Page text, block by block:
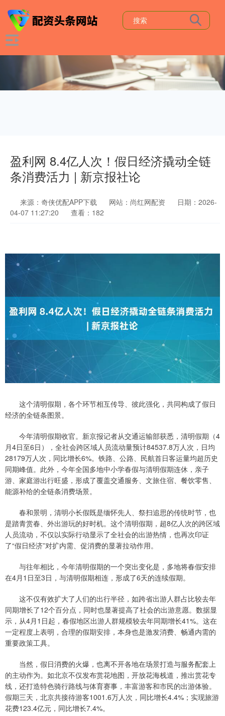
盈利网 8.4亿人次！假日经济撬动全链
条消费活力 | 新京报社论
来源：奇侠优配APP下载 网站：尚红网配资
日期：2026-
04-07 11:27:20
查看：182
这个清明假期，各个环节相互传导、彼此强化，共同构成了假日
经济的全链条图景。
今年清明假期收官。新京报记者从交通运输部获悉，清明假期（4
月4日至6日），全社会跨区域人员流动量预计84537.8万人次，日均
28179万人次，同比增长6%。铁路、公路、民航首日客运量均超历史
同期峰值。此外，今年全国多地中小学春假与清明假期连休，亲子
游、家庭游出行旺盛，形成了覆盖交通服务、文旅住宿、餐饮零售、
能源补给的全链条消费场景。
春和景明，清明小长假既是缅怀先人、祭扫追思的传统时节，也
是踏青赏春、外出游玩的好时机。这个清明假期，超8亿人次的跨区域
人员流动，不仅以实际行动显示了全社会的出游热情，也再次印证
了“假日经济”对扩内需、促消费的显著拉动作用。
与往年相比，今年清明假期的一个突出变化是，多地将春假安排
在4月1日至3日，与清明假期相连，形成了6天的连续假期。
这不仅有效扩大了人们的出行半径，如跨省出游人群占比较去年
同期增长了12个百分点，同时也显著提高了社会的出游意愿。数据显
示，从4月1日起，春假地区出游人群规模较去年同期增长41%。这在
一定程度上表明，合理的假期安排，本身也是激发消费、畅通内需的
重要政策工具。
当然，假日消费的火爆，也离不开各地在场景打造与服务配套上
的主动作为。如北京不仅发布赏花地图，开放花海栈道，推出赏花专
线，还打造特色骑行路线与体育赛事，丰富游客和市民的出游体验。
假期三天，北京共接待游客1001.6万人次，同比增长4.4%；实现旅游
花费123.4亿元，同比增长7.4%。